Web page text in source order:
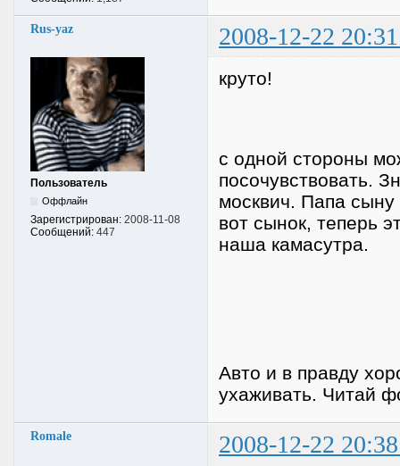
Rus-yaz 2008-12-22
Пользователь
Оффлайн
Зарегистрирован: 2008-11-08
Сообщений: 447
круто!
с одной стороны
посочувствовать.
москвич. Папа сыну
вот сынок, теперь
наша камасутра.
Авто и в правду
ухаживать. Читай
Romale 2008-12-22